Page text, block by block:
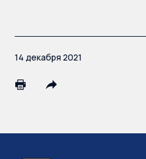
14 декабря 2021